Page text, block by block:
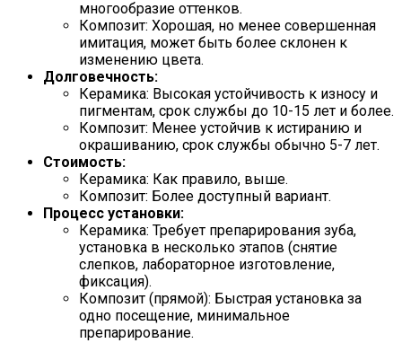
многообразие оттенков.
Композит: Хорошая, но менее совершенная
имитация, может быть более склонен к
изменению цвета.
Долговечность:
Керамика: Высокая устойчивость к износу и
пигментам, срок службы до 10-15 лет и более.
Композит: Менее устойчив к истиранию и
окрашиванию, срок службы обычно 5-7 лет.
Стоимость:
Керамика: Как правило, выше.
Композит: Более доступный вариант.
Процесс установки:
Керамика: Требует препарирования зуба,
установка в несколько этапов (снятие
слепков, лабораторное изготовление,
фиксация).
Композит (прямой): Быстрая установка за
одно посещение, минимальное
препарирование.